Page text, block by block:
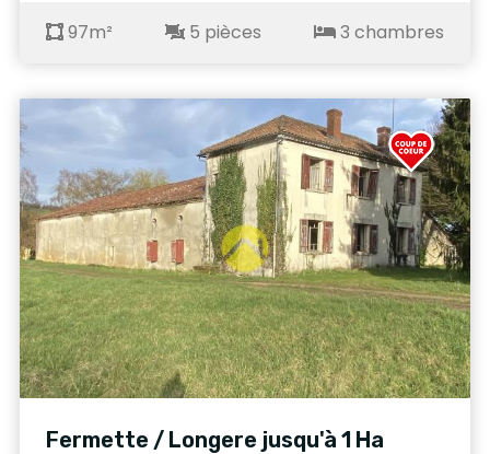
97m² 5 pièces 3 chambres
Fermette / Longere jusqu'à 1 Ha